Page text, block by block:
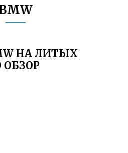
НА ЛИТЫХ